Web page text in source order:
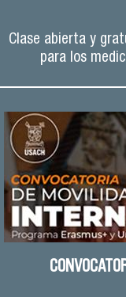
Clase abierta y
para los